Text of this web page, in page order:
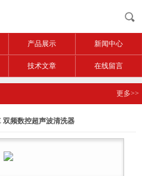
产品展示 新闻中心
技术文章 在线留言
更多>>
双频数控超声波清洗器